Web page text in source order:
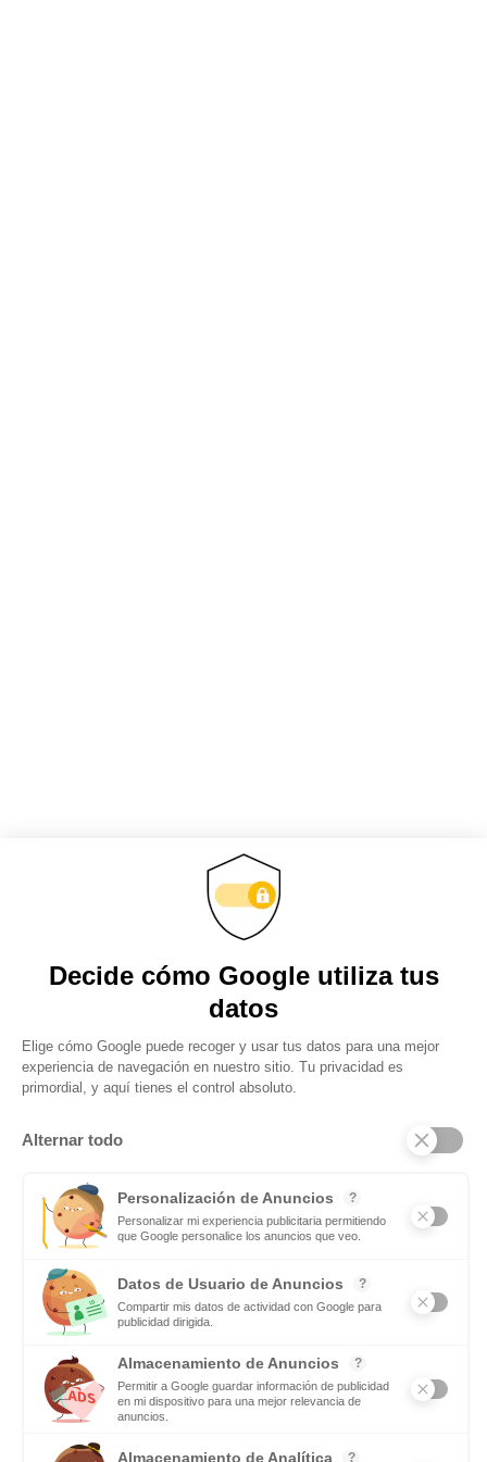
Obtenga actualizaciones y manténgase
conectado: suscríbase a nuestro boletín
Subscribite
Mas notas
Deporte y menstruación: entender el rendimiento
femenino
Hacer uso de la sauna es realmente saludable
Leer mas